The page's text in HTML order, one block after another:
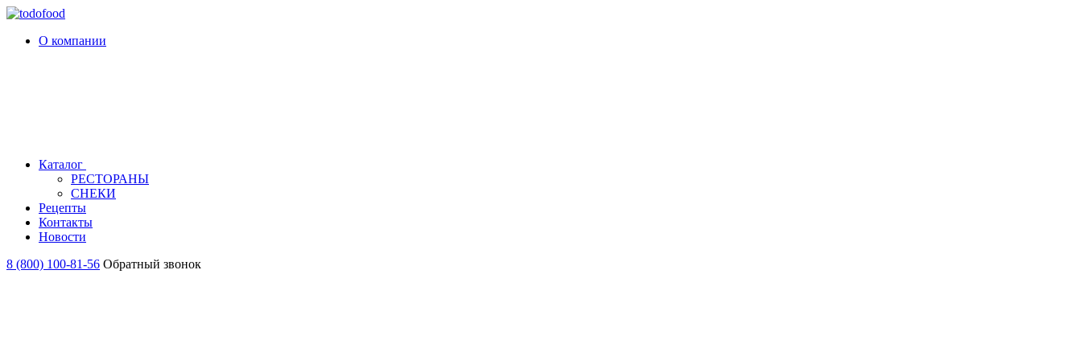
О компании
Каталог
РЕСТОРАНЫ
СНЕКИ
Рецепты
Контакты
Новости
8 (800) 100-81-56 Обратный звонок